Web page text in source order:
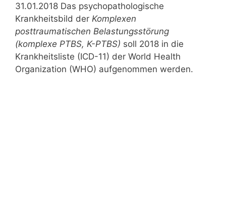
31.01.2018 Das psychopathologische
Krankheitsbild der Komplexen
posttraumatischen Belastungsstörung
(komplexe PTBS, K-PTBS) soll 2018 in die
Krankheitsliste (ICD-11) der World Health
Organization (WHO) aufgenommen werden.